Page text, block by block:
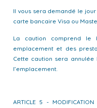
Il vous sera demandé le
carte bancaire Visa ou
La caution comprend
emplacement et des
Cette caution sera
l’emplacement.
ARTICLE 5 -